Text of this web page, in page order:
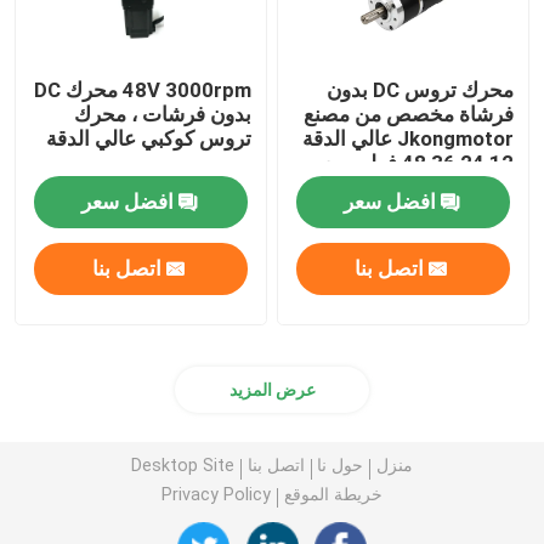
محرك تروس DC بدون
فرشاة مخصص من مصنع
Jkongmotor عالي الدقة
12 24 36 48 فولت مع
علبة تروس دودة تروس
كوكبية
افضل سعر
اتصل بنا
48V 3000rpm محرك DC
بدون فرشات ، محرك
تروس كوكبي عالي الدقة
افضل سعر
اتصل بنا
عرض المزيد
منزل حول نا اتصل بنا
Desktop Site
خريطة الموقع
Privacy Policy